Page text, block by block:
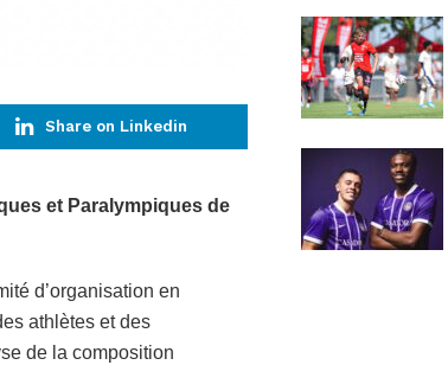
Share on Linkedin
et Paralympiques de
d’organisation en
athlètes et des
de la composition